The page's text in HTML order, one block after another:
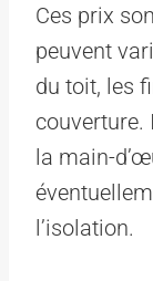
Ces prix
peuvent
du toit, les
couverture.
la main-
l’isolation.